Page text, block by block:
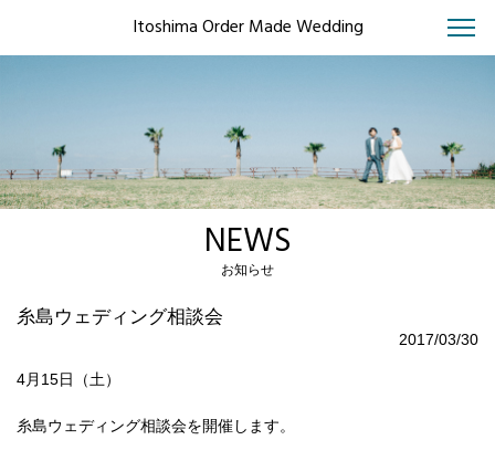
Itoshima Order Made Wedding
NEWS
お知らせ
糸島ウェディング相談会
2017/03/30
4月15日（土）
糸島ウェディング相談会を開催します。